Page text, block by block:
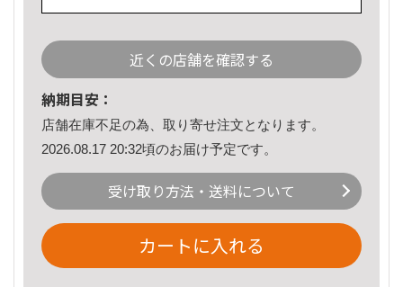
近くの店舗を確認する
納期目安：
店舗在庫不足の為、取り寄せ注文となります。
2026.08.17 20:32頃のお届け予定です。
受け取り方法・送料について
カートに入れる